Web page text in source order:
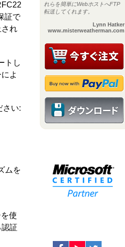
証で
れ
トし
よ
さい:
ムを
使
証
れらを簡単にWebホストへFTP
転送してくれます。
Lynn Hatker
www.misterweatherman.com